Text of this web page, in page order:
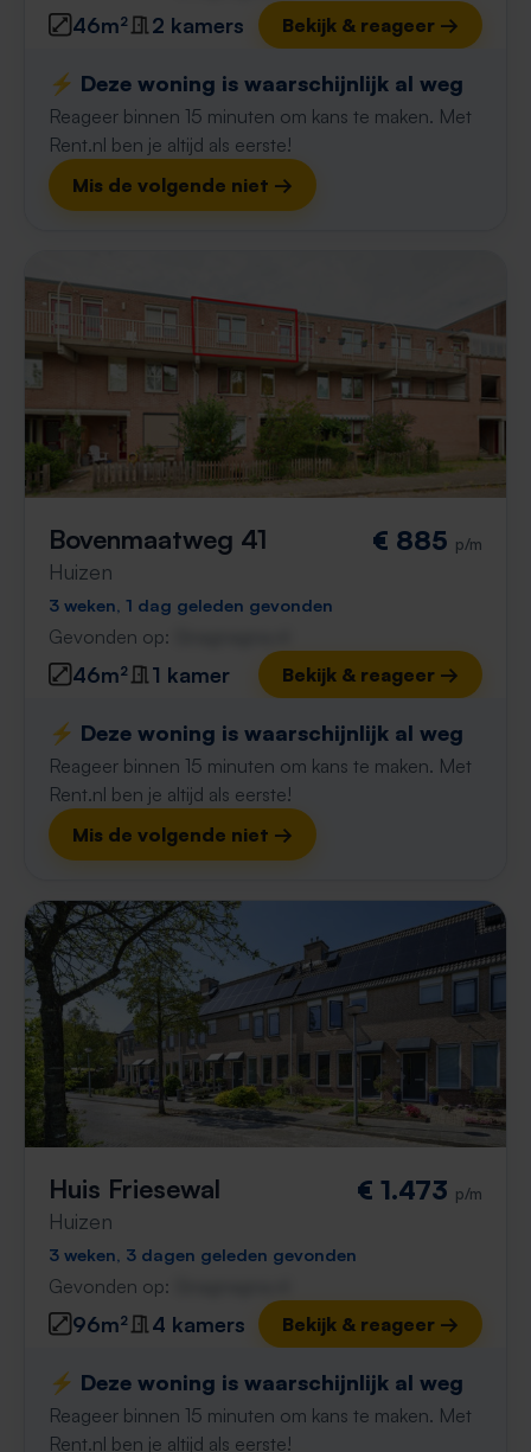
46m² 2 kamers Bekijk & reageer →
⚡️ Deze woning is waarschijnlijk al weg
Reageer binnen 15 minuten om kans te maken. Met
Rent.nl ben je altijd als eerste!
Mis de volgende niet →
Bovenmaatweg 41
Huizen
€ 885 p/m
3 weken, 1 dag geleden gevonden
Gevonden op:
46m² 1 kamer Bekijk & reageer →
⚡️ Deze woning is waarschijnlijk al weg
Reageer binnen 15 minuten om kans te maken. Met
Rent.nl ben je altijd als eerste!
Mis de volgende niet →
Huis Friesewal
Huizen
€ 1.473 p/m
3 weken, 3 dagen geleden gevonden
Gevonden op:
96m² 4 kamers Bekijk & reageer →
⚡️ Deze woning is waarschijnlijk al weg
Reageer binnen 15 minuten om kans te maken. Met
Rent.nl ben je altijd als eerste!